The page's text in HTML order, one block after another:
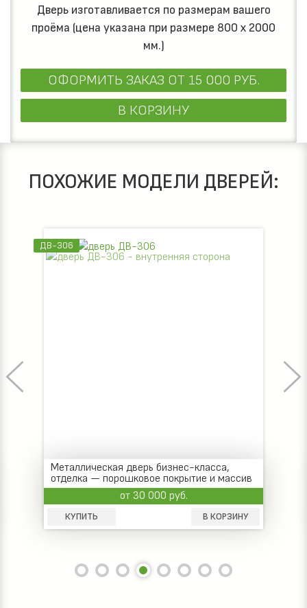
Дверь изготавливается по размерам вашего
проёма (цена указана при размере 800 х 2000
мм.)
ОФОРМИТЬ ЗАКАЗ ОТ 15 000 РУБ.
В КОРЗИНУ
ПОХОЖИЕ МОДЕЛИ ДВЕРЕЙ:
ДВ-306
Металлическая дверь бизнес-класса,
отделка — порошковое покрытие и массив
дерева
от 30 000 руб.
КУПИТЬ В КОРЗИНУ